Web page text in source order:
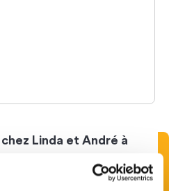
Linda et André à